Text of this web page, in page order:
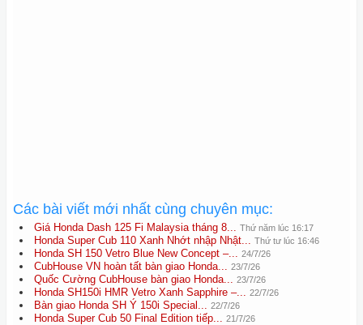
Các bài viết mới nhất cùng chuyên mục:
Giá Honda Dash 125 Fi Malaysia tháng 8... Thứ năm lúc 16:17
Honda Super Cub 110 Xanh Nhớt nhập Nhật... Thứ tư lúc 16:46
Honda SH 150 Vetro Blue New Concept –... 24/7/26
CubHouse VN hoàn tất bàn giao Honda... 23/7/26
Quốc Cường CubHouse bàn giao Honda... 23/7/26
Honda SH150i HMR Vetro Xanh Sapphire –... 22/7/26
Bàn giao Honda SH Ý 150i Special... 22/7/26
Honda Super Cub 50 Final Edition tiếp... 21/7/26